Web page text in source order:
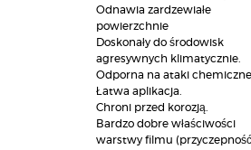
intensywnym, wysokim
połysku.
Wysoce odblaskowa warstwa
filmu - odbija światło i ciepło
Doskonałe właściwości
penetrujące - doskonała
przyczepność - dzięki
technologiOWATROL OIL
odchodzi i nie łuszczy się.